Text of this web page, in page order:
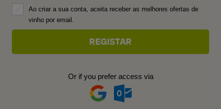
Ao criar a sua conta, aceita receber as melhores ofertas de
vinho por email.
Or if you prefer access via